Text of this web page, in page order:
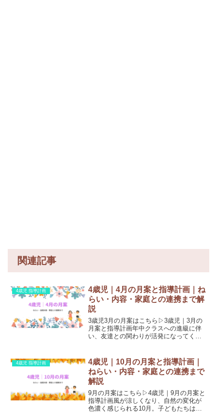
関連記事
4歳児 指導計画
4歳児｜4月の月案と指導計画｜ね
らい・内容・家庭との連携まで解
説
3歳児3月の月案はこちら▷3歳児｜3月の
月案と指導計画年中クラスへの進級に伴
い、友達との関わりが活発になってくる
いきます。今回は4歳児4月の月案（指導
計画）について解説...
4歳児 指導計画
4歳児｜10月の月案と指導計画｜
ねらい・内容・家庭との連携まで
解説
9月の月案はこちら▷4歳児｜9月の月案と
指導計画風が涼しくなり、自然の変化が
色濃く感じられる10月。子どもたちは、